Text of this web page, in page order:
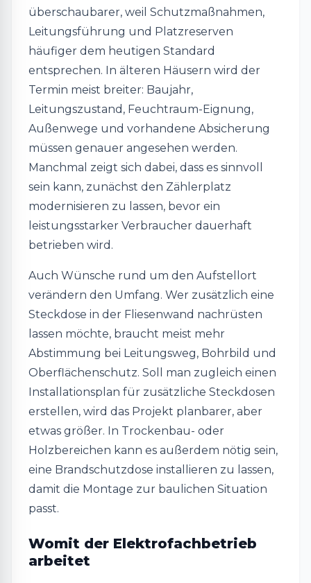
überschaubarer, weil Schutzmaßnahmen,
Leitungsführung und Platzreserven
häufiger dem heutigen Standard
entsprechen. In älteren Häusern wird der
Termin meist breiter: Baujahr,
Leitungszustand, Feuchtraum-Eignung,
Außenwege und vorhandene Absicherung
müssen genauer angesehen werden.
Manchmal zeigt sich dabei, dass es sinnvoll
sein kann, zunächst den Zählerplatz
modernisieren zu lassen, bevor ein
leistungsstarker Verbraucher dauerhaft
betrieben wird.
Auch Wünsche rund um den Aufstellort
verändern den Umfang. Wer zusätzlich eine
Steckdose in der Fliesenwand nachrüsten
lassen möchte, braucht meist mehr
Abstimmung bei Leitungsweg, Bohrbild und
Oberflächenschutz. Soll man zugleich einen
Installationsplan für zusätzliche Steckdosen
erstellen, wird das Projekt planbarer, aber
etwas größer. In Trockenbau- oder
Holzbereichen kann es außerdem nötig sein,
eine Brandschutzdose installieren zu lassen,
damit die Montage zur baulichen Situation
passt.
Womit der Elektrofachbetrieb
arbeitet